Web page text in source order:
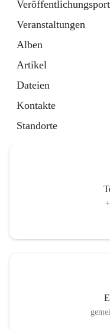
Veranstaltungen
Alben
Artikel
Dateien
Kontakte
Standorte